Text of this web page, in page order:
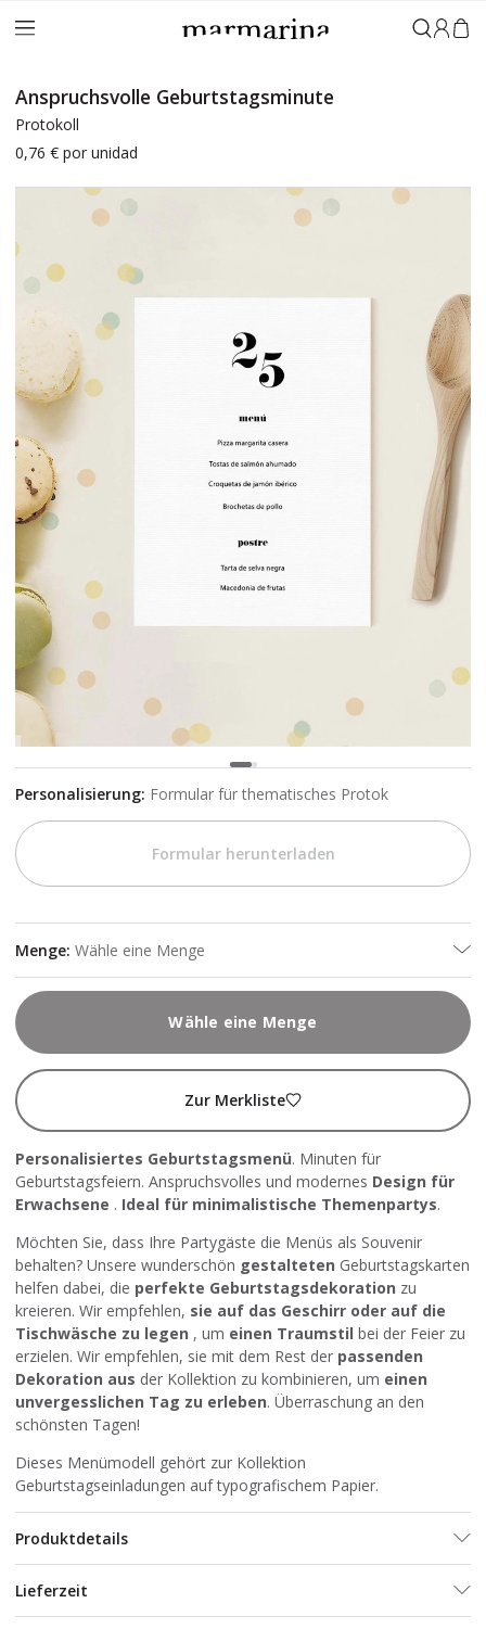
Anspruchsvolle Geburtstagsminute
Protokoll
0,76 € por unidad
Personalisierung: Formular für thematisches Protok
Formular herunterladen
Menge: Wähle eine Menge
Wähle eine Menge
Zur Merkliste
Personalisiertes Geburtstagsmenü. Minuten für
Geburtstagsfeiern. Anspruchsvolles und modernes Design für
Erwachsene . Ideal für minimalistische Themenpartys.
Möchten Sie, dass Ihre Partygäste die Menüs als Souvenir
behalten? Unsere wunderschön gestalteten Geburtstagskarten
helfen dabei, die perfekte Geburtstagsdekoration zu
kreieren. Wir empfehlen, sie auf das Geschirr oder auf die
Tischwäsche zu legen , um einen Traumstil bei der Feier zu
erzielen. Wir empfehlen, sie mit dem Rest der passenden
Dekoration aus der Kollektion zu kombinieren, um einen
unvergesslichen Tag zu erleben. Überraschung an den
schönsten Tagen!
Dieses Menümodell gehört zur Kollektion
Geburtstagseinladungen auf typografischem Papier.
Produktdetails
Lieferzeit